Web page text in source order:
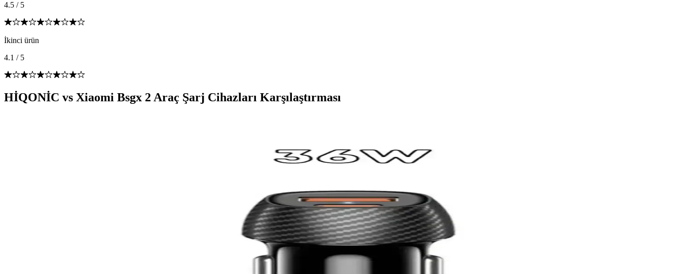
4.5 / 5
İkinci ürün
4.1 / 5
HİQONİC vs Xiaomi Bsgx 2 Araç Şarj Cihazları Karşılaştırması